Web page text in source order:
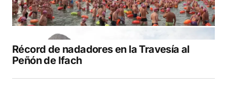
Récord de nadadores en la Travesía al
Peñón de Ifach